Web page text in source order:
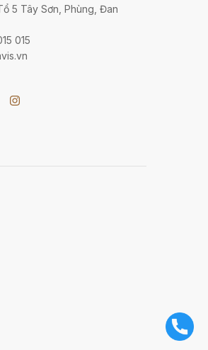
5 Tây Sơn, Phùng, Đan
015